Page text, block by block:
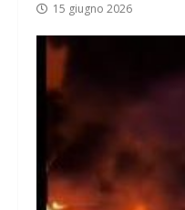
15 giugno 2026